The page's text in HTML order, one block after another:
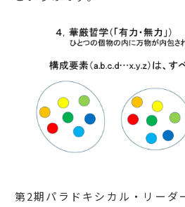
第2期パラドキシカル・リーダ